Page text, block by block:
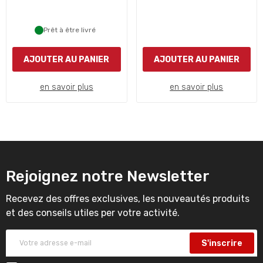
Prêt à être livré
AJOUTER AU PANIER
en savoir plus
AJOUTER AU PANIER
en savoir plus
Rejoignez notre Newsletter
Recevez des offres exclusives, les nouveautés produits
et des conseils utiles per votre activité.
S'inscrire